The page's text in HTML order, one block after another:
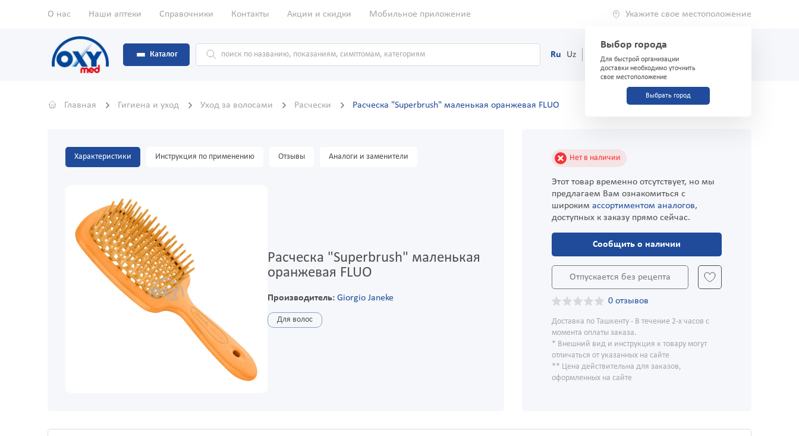
О нас Наши аптеки Справочники Контакты Акции и скидки Мобильное приложение Укажите свое местоположение
Выбор города
Для быстрой организации
доставки необходимо уточнить
свое местоположение
Выбрать город
Каталог Ru Uz (71) 200-03-03
Главная Гигиена и уход Уход за волосами Расчески Расческа "Superbrush" маленькая оранжевая FLUO
Характеристики Инструкция по применению Отзывы Аналоги и заменители
Расческа "Superbrush" маленькая
оранжевая FLUO
Производитель: Giorgio Janeke
Для волос
Нет в наличии
Этот товар временно отсутствует, но мы
предлагаем Вам ознакомиться с
широким ассортиментом аналогов,
доступных к заказу прямо сейчас.
Сообщить о наличии
Отпускается без рецепта
0 отзывов
Доставка по Ташкенту - В течение 2-х часов с
момента оплаты заказа.
* Внешний вид и инструкция к товару могут
отличаться от указанных на сайте
** Цена действительна для заказов,
оформленных на сайте